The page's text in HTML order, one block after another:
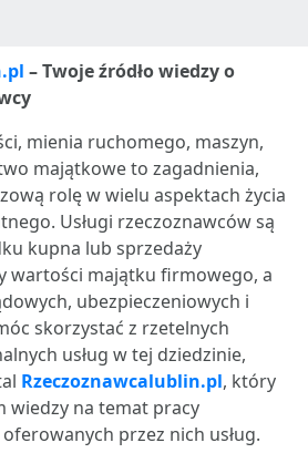
– Twoje źródło wiedzy o
mienia ruchomego, maszyn,
majątkowe to zagadnienia,
rolę w wielu aspektach życia
Usługi rzeczoznawców są
kupna lub sprzedaży
wartości majątku firmowego, a
ubezpieczeniowych i
skorzystać z rzetelnych
usług w tej dziedzinie,
Rzeczoznawcalublin.pl, który
wiedzy na temat pracy
przez nich usług.